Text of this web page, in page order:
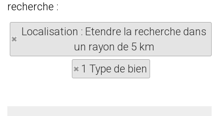
recherche :
Localisation : Etendre la recherche dans
un rayon de 5 km
1 Type de bien